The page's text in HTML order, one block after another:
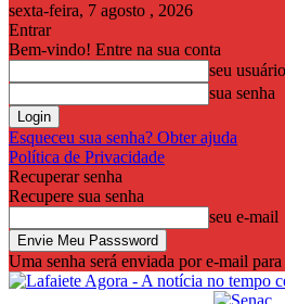
sexta-feira, 7 agosto , 2026
Entrar
Bem-vindo! Entre na sua conta
seu usuário
sua senha
Esqueceu sua senha? Obter ajuda
Política de Privacidade
Recuperar senha
Recupere sua senha
seu e-mail
Uma senha será enviada por e-mail